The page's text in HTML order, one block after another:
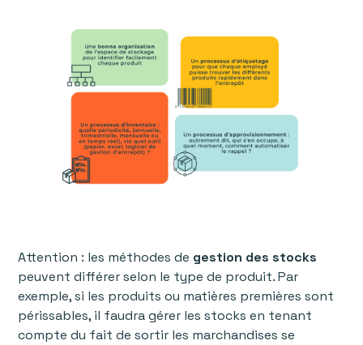
Attention : les méthodes de gestion des stocks
peuvent différer selon le type de produit. Par
exemple, si les produits ou matières premières sont
périssables, il faudra gérer les stocks en tenant
compte du fait de sortir les marchandises se